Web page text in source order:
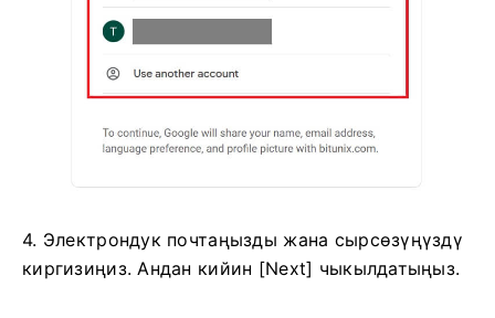
4. Электрондук почтаңызды жана сырсөзүңүздү
киргизиңиз.Андан кийин [Next] чыкылдатыңыз.